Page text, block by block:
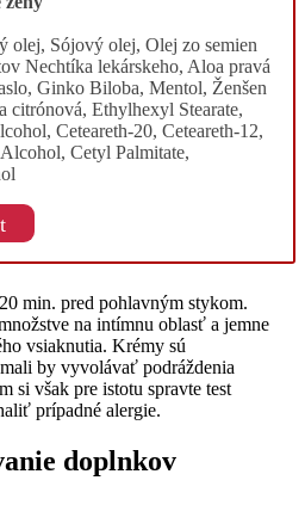
olej, Sójový olej, Olej zo semien
Nechtíka lekárskeho, Aloa pravá
Ginko Biloba, Mentol, Ženšen
citrónová, Ethylhexyl Stearate,
Ceteareth-20, Ceteareth-12,
Cetyl Palmitate,
min. pred pohlavným stykom.
na intímnu oblasť a jemne
vsiaknutia. Krémy sú
by vyvolávať podráždenia
si však pre istotu spravte test
prípadné alergie.
doplnkov